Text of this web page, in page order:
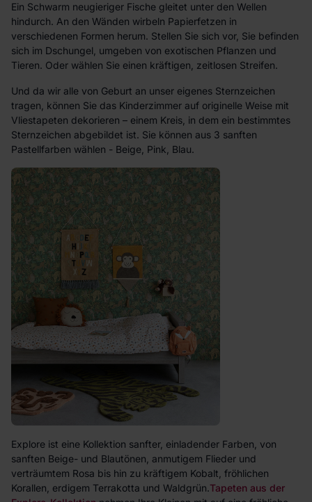
Ein Schwarm neugieriger Fische gleitet unter den Wellen
hindurch. An den Wänden wirbeln Papierfetzen in
verschiedenen Formen herum. Stellen Sie sich vor, Sie befinden
sich im Dschungel, umgeben von exotischen Pflanzen und
Tieren. Oder wählen Sie einen kräftigen, zeitlosen Streifen.
Und da wir alle von Geburt an unser eigenes Sternzeichen
tragen, können Sie das Kinderzimmer auf originelle Weise mit
Vliestapeten dekorieren – einem Kreis, in dem ein bestimmtes
Sternzeichen abgebildet ist. Sie können aus 3 sanften
Pastellfarben wählen - Beige, Pink, Blau.
Explore ist eine Kollektion sanfter, einladender Farben, von
sanften Beige- und Blautönen, anmutigem Flieder und
verträumtem Rosa bis hin zu kräftigem Kobalt, fröhlichen
Korallen, erdigem Terrakotta und Waldgrün.Tapeten aus der